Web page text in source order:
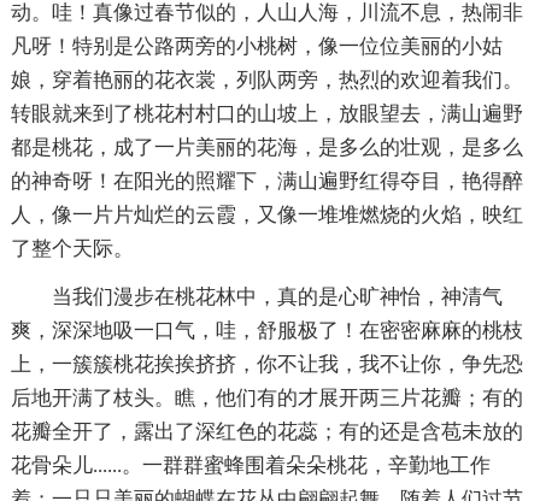
动。哇！真像过春节似的，人山人海，川流不息，热闹非
凡呀！特别是公路两旁的小桃树，像一位位美丽的小姑
娘，穿着艳丽的花衣裳，列队两旁，热烈的欢迎着我们。
转眼就来到了桃花村村口的山坡上，放眼望去，满山遍野
都是桃花，成了一片美丽的花海，是多么的壮观，是多么
的神奇呀！在阳光的照耀下，满山遍野红得夺目，艳得醉
人，像一片片灿烂的云霞，又像一堆堆燃烧的火焰，映红
了整个天际。
当我们漫步在桃花林中，真的是心旷神怡，神清气
爽，深深地吸一口气，哇，舒服极了！在密密麻麻的桃枝
上，一簇簇桃花挨挨挤挤，你不让我，我不让你，争先恐
后地开满了枝头。瞧，他们有的才展开两三片花瓣；有的
花瓣全开了，露出了深红色的花蕊；有的还是含苞未放的
花骨朵儿......。一群群蜜蜂围着朵朵桃花，辛勤地工作